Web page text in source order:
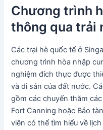
Chương trình
thông qua trải
Các trại hè quốc tế ở
chương trình hòa nhập
nghiệm đích thực được
và di sản của đất nước.
gồm các chuyến thăm
Fort Canning hoặc Bảo
viên có thể tìm hiểu về